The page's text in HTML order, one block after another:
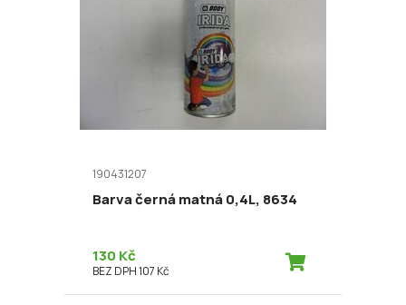
190431207
Barva černá matná 0,4L, 8634
130 Kč
BEZ DPH 107 Kč